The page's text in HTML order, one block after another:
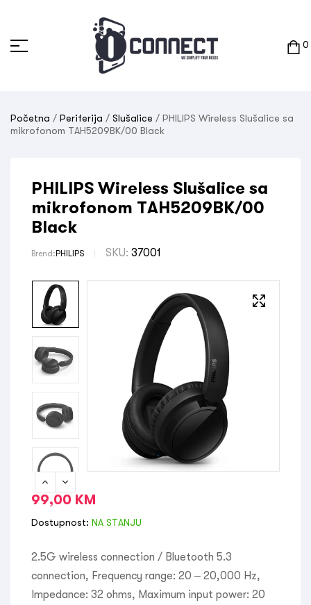
0
Početna / Periferija / Slušalice / PHILIPS Wireless Slušalice sa
mikrofonom TAH5209BK/00 Black
PHILIPS Wireless Slušalice sa
mikrofonom TAH5209BK/00
Black
Brend: PHILIPS SKU: 37001
99,00 KM
Dostupnost: NA STANJU
2.5G wireless connection / Bluetooth 5.3
connection, Frequency range: 20 – 20,000 Hz,
Impedance: 32 ohms, Maximum input power: 20